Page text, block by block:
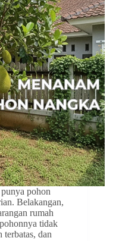
pohon
Belakangan,
rumah
tidak
terbatas, dan